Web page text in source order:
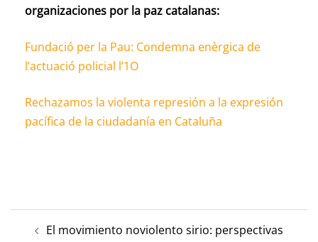
organizaciones por la paz catalanas:
Fundació per la Pau: Condemna enèrgica de
l’actuació policial l’1O
Rechazamos la violenta represión a la expresión
pacífica de la ciudadanía en Cataluña
El movimiento noviolento sirio: perspectivas